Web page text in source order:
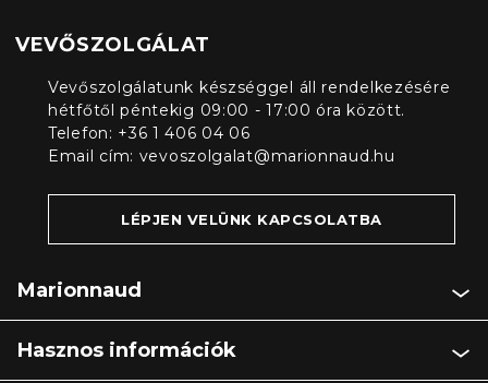
VEVŐSZOLGÁLAT
Vevőszolgálatunk készséggel áll rendelkezésére
hétfőtől péntekig 09:00 - 17:00 óra között.
Telefon: +36 1 406 04 06
Email cím: vevoszolgalat@marionnaud.hu
LÉPJEN VELÜNK KAPCSOLATBA
Marionnaud
Hasznos információk